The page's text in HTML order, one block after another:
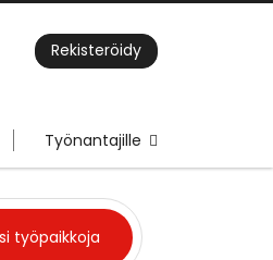
Rekisteröidy
Työnantajille